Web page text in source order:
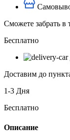
Сможете забрать в
Бесплатно
Доставим до
1-3 Дня
Бесплатно
Описание